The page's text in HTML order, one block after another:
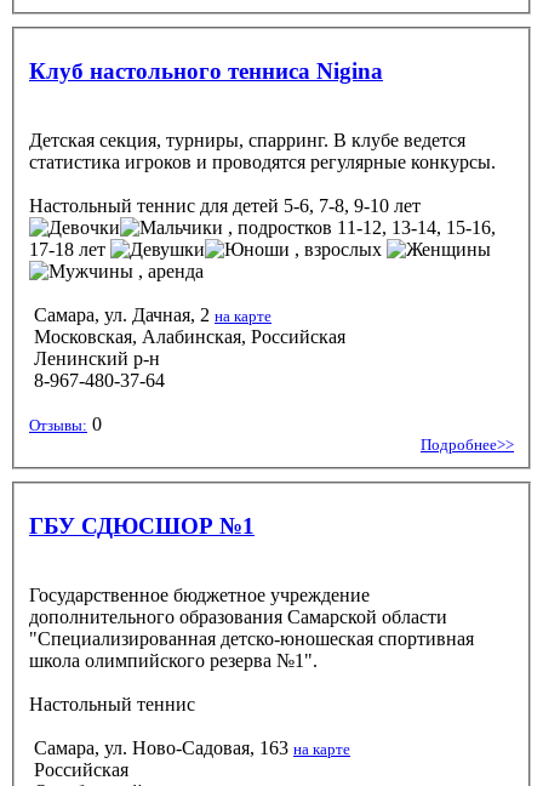
Клуб настольного тенниса Nigina
Детская секция, турниры, спарринг. В клубе ведется
статистика игроков и проводятся регулярные конкурсы.
Настольный теннис для детей 5-6, 7-8, 9-10 лет
, подростков 11-12, 13-14, 15-16,
17-18 лет
, взрослых
, аренда
Самара, ул. Дачная, 2 на карте
Московская, Алабинская, Российская
Ленинский р-н
8-967-480-37-64
Отзывы: 0
Подробнее>>
ГБУ СДЮСШОР №1
Государственное бюджетное учреждение
дополнительного образования Самарской области
"Специализированная детско-юношеская спортивная
школа олимпийского резерва №1".
Настольный теннис
Самара, ул. Ново-Садовая, 163 на карте
Российская